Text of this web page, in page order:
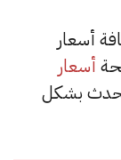
لكافة أسعار
أسعار
بشكل